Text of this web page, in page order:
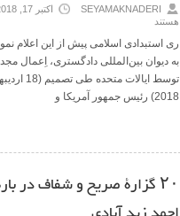
SEYAMAKNADERI اکتبر 17, 2018
هستند
ری استبدادی اسلامی پیش از این اعلام
به دیوان بین‌المللی دادگستری، اِعمال
2018) رئیس جمهور آمریکا و
۲۰ گزارۀ صریح و شفاف در